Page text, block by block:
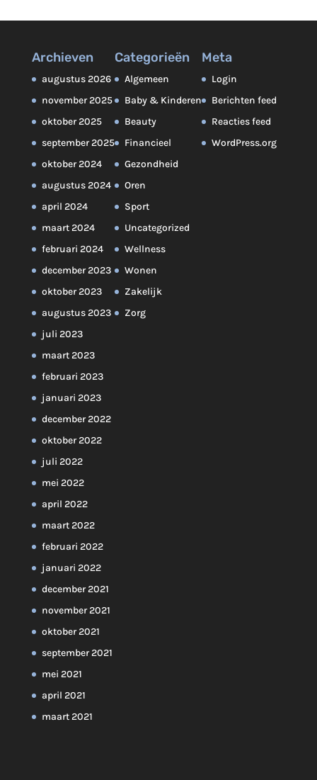
Archieven
augustus 2026
november 2025
oktober 2025
september 2025
oktober 2024
augustus 2024
april 2024
maart 2024
februari 2024
december 2023
oktober 2023
augustus 2023
juli 2023
maart 2023
februari 2023
januari 2023
december 2022
oktober 2022
juli 2022
mei 2022
april 2022
maart 2022
februari 2022
januari 2022
december 2021
november 2021
oktober 2021
september 2021
mei 2021
april 2021
maart 2021
Categorieën
Algemeen
Baby & Kinderen
Beauty
Financieel
Gezondheid
Oren
Sport
Uncategorized
Wellness
Wonen
Zakelijk
Zorg
Meta
Login
Berichten feed
Reacties feed
WordPress.org